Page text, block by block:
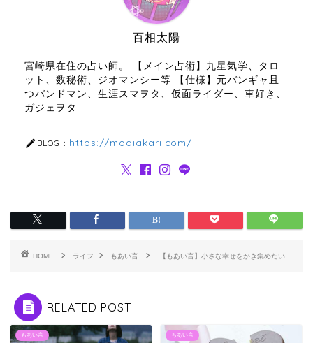
百相太陽
宮崎県在住の占い師。 【メイン占術】九星気学、タロ
ット、数秘術、ジオマンシー等 【仕様】元バンギャ且
つバンドマン、生涯スマヲタ、仮面ライダー、車好き、
ガジェヲタ
BLOG： https://moaiakari.com/
HOME ライフ もあい言 【もあい言】小さな幸せをかき集めたい
RELATED POST
もあい言 もあい言